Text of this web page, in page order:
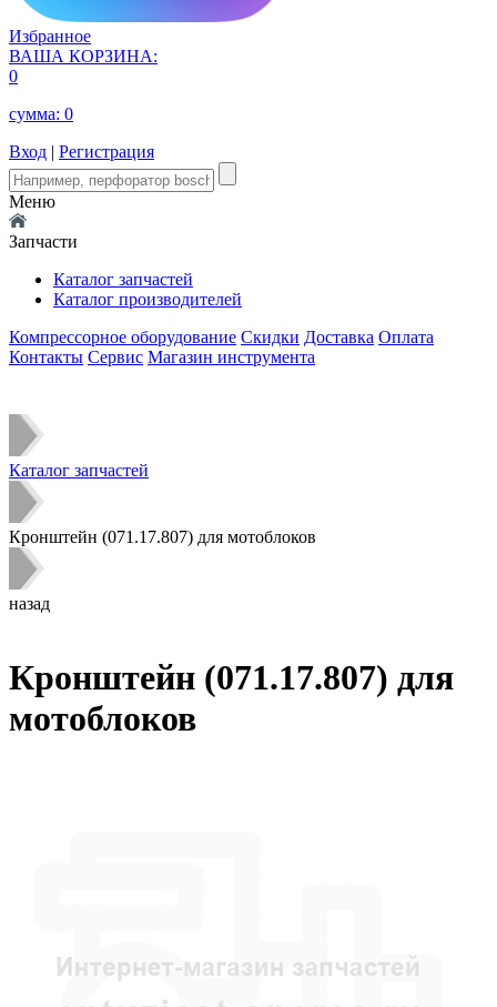
Избранное
ВАША КОРЗИНА:
0
сумма: 0
Вход | Регистрация
Меню
Запчасти
Каталог запчастей
Каталог производителей
Компрессорное оборудование Скидки Доставка Оплата
Контакты Сервис Магазин инструмента
Каталог запчастей
Кронштейн (071.17.807) для мотоблоков
назад
Кронштейн (071.17.807) для
мотоблоков